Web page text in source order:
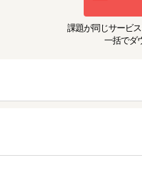
課題が同じサービ
一括でダ